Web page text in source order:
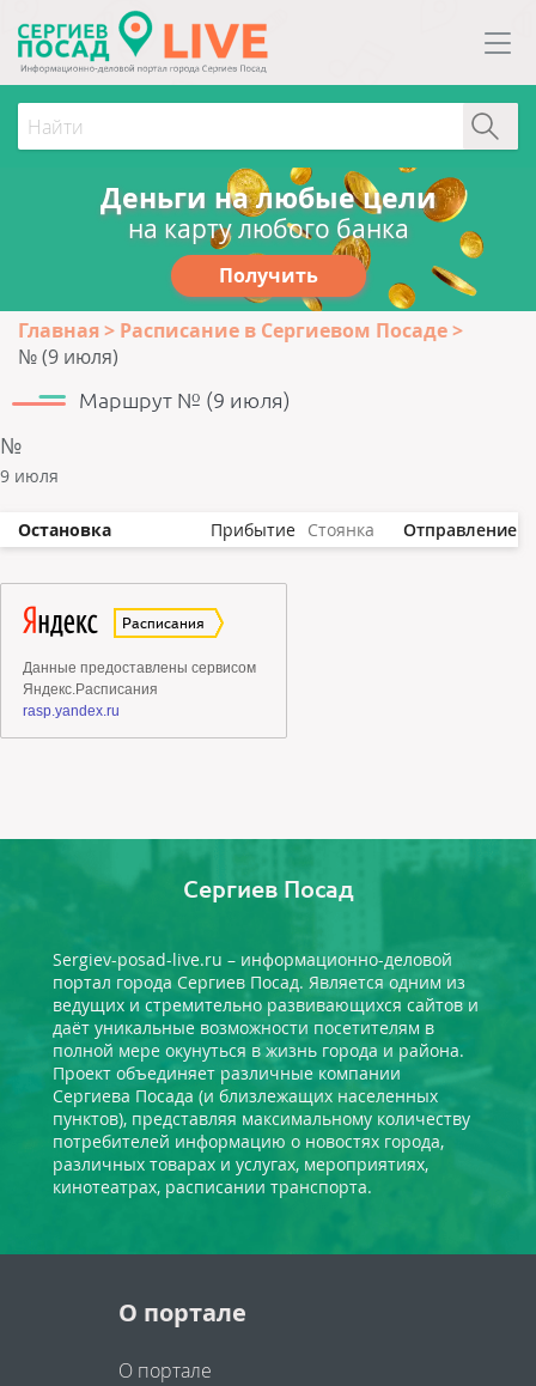
Деньги на любые цели
на карту любого банка
Получить
Главная
Расписание в Сергиевом Посаде
№ (9 июля)
Маршрут № (9 июля)
№
9 июля
Остановка Прибытие Стоянка Отправление
Сергиев Посад
Sergiev-posad-live.ru – информационно-деловой
портал города Сергиев Посад. Является одним из
ведущих и стремительно развивающихся сайтов и
даёт уникальные возможности посетителям в
полной мере окунуться в жизнь города и района.
Проект объединяет различные компании
Сергиева Посада (и близлежащих населенных
пунктов), представляя максимальному количеству
потребителей информацию о новостях города,
различных товарах и услугах, мероприятиях,
кинотеатрах, расписании транспорта.
О портале
О портале